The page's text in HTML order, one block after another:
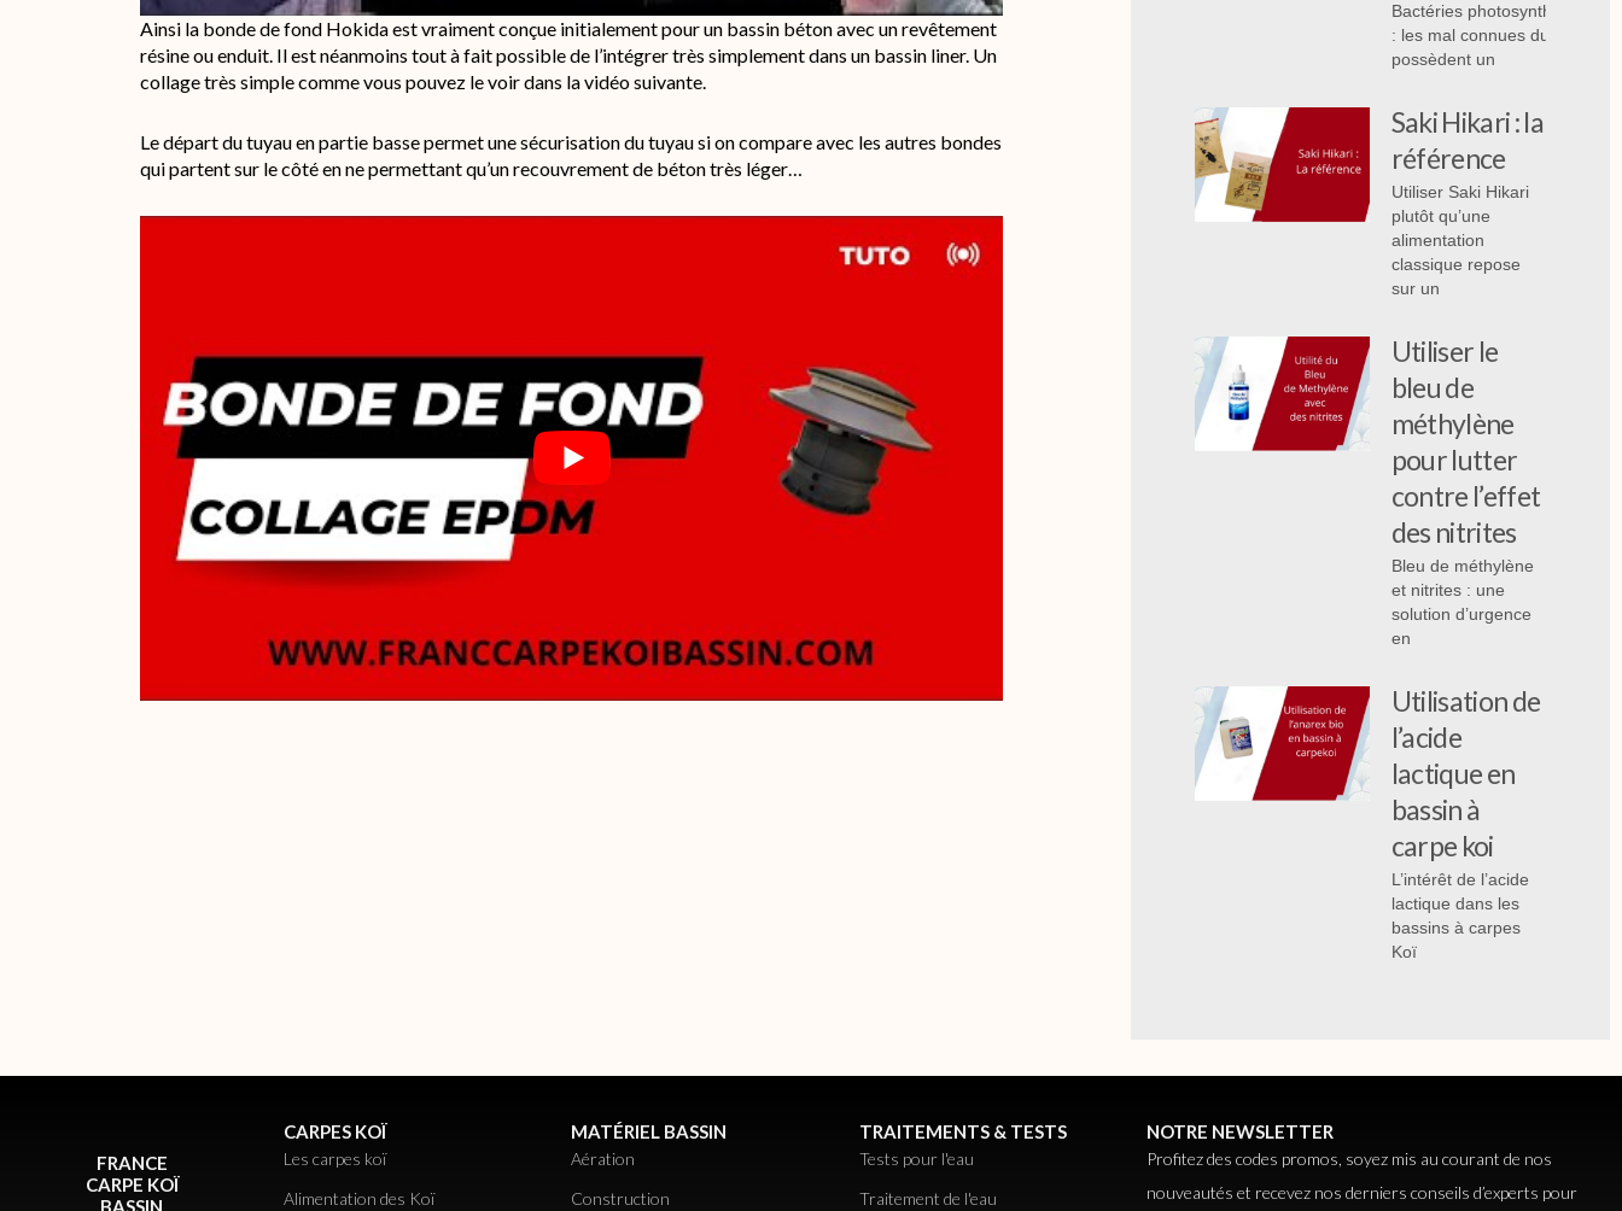
Ainsi la bonde de fond Hokida est vraiment conçue initialement pour un bassin béton avec un revêtement
résine ou enduit. Il est néanmoins tout à fait possible de l’intégrer très simplement dans un bassin liner. Un
collage très simple comme vous pouvez le voir dans la vidéo suivante.
Le départ du tuyau en partie basse permet une sécurisation du tuyau si on compare avec les autres bondes
qui partent sur le côté en ne permettant qu’un recouvrement de béton très léger…
Bactéries photosynthétiques
: les mal connues du bassin,
possèdent un
Saki Hikari : la
référence
Utiliser Saki Hikari
plutôt qu’une
alimentation
classique repose
sur un
Utiliser le
bleu de
méthylène
pour lutter
contre l’effet
des nitrites
Bleu de méthylène
et nitrites : une
solution d’urgence
en
Utilisation de
l’acide
lactique en
bassin à
carpe koi
L’intérêt de l’acide
lactique dans les
bassins à carpes
Koï
FRANCE
CARPE KOÏ
BASSIN
CARPES KOÏ
Les carpes koï
Alimentation des Koï
MATÉRIEL BASSIN
Aération
Construction
TRAITEMENTS & TESTS
Tests pour l'eau
Traitement de l'eau
NOTRE NEWSLETTER
Profitez des codes promos, soyez mis au courant de nos
nouveautés et recevez nos derniers conseils d’experts pour